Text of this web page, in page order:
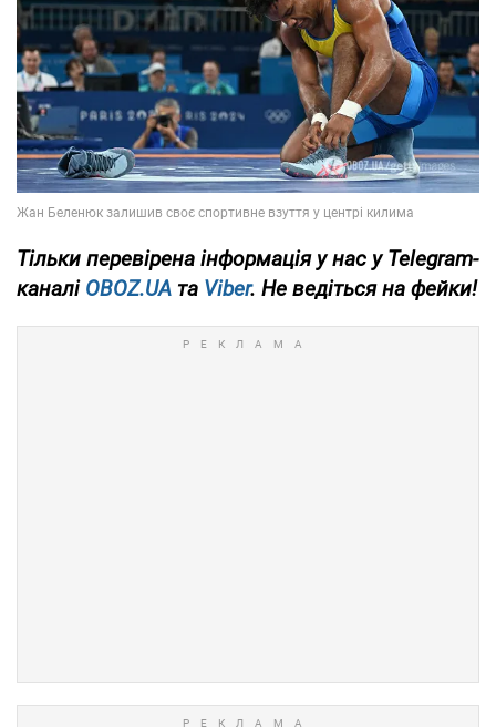
Тільки перевірена інформація у нас у Telegram-
каналі OBOZ.UA та Viber. Не ведіться на фейки!